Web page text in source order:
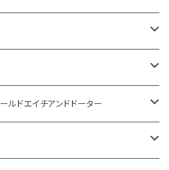
ドエイチアンドドーター